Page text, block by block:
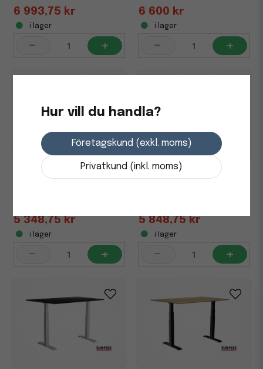
6 993,75 kr
i lager
- +
6 600 kr
i lager
- +
Bord SUN-FLEX I höj/sänk
5 348,75 kr
i lager
- +
Bord SUN-FLEX I höj/sänk
5 848,75 kr
i lager
- +
Hur vill du handla?
Företagskund (exkl. moms)
Privatkund (inkl. moms)